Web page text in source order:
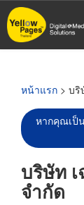
ข้าม
ไป
หน้าแรก > บ
หากคุณเป็
บริษัท
จำกัด